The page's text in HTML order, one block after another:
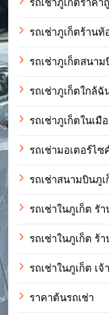
รถเช่าภูเก็ตร้าน
รถเช่าภูเก็ตสนา
รถเช่าภูเก็ตใกล้ฉั
รถเช่าภูเก็ตในเมื
รถเช่ามอเตอร์ไ
รถเช่าสนามบินภู
รถเช่าในภูเก็ต รั
รถเช่าในภูเก็ต ร้
รถเช่าในภูเก็ต เ
ราคาต้นรถเช่า